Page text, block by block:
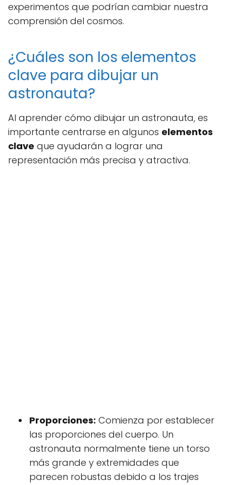
experimentos que podrían cambiar nuestra
comprensión del cosmos.
¿Cuáles son los elementos
clave para dibujar un
astronauta?
Al aprender cómo dibujar un astronauta, es
importante centrarse en algunos elementos
clave que ayudarán a lograr una
representación más precisa y atractiva.
Proporciones: Comienza por establecer
las proporciones del cuerpo. Un
astronauta normalmente tiene un torso
más grande y extremidades que
parecen robustas debido a los trajes